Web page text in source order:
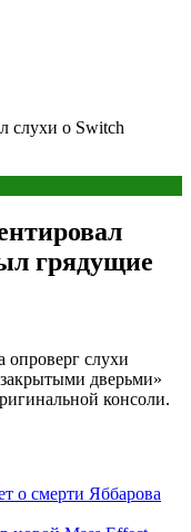
слухи о Switch
грядущие
слухи
дверьми»
консоли.
о смерти Яббарова